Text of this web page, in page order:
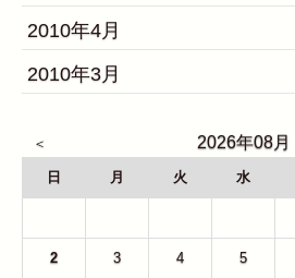
2010年4月
2010年3月
2026年08月
日 月 火 水
2 3 4 5